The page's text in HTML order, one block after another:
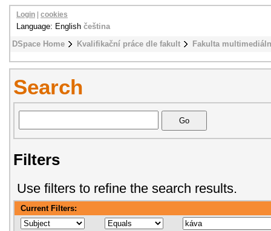
DSpace Home Kvalifikační práce dle fakult Fakulta
Login cookies
Language: English čeština
Search
Filters
Use filters to refine the search results.
Current Filters: